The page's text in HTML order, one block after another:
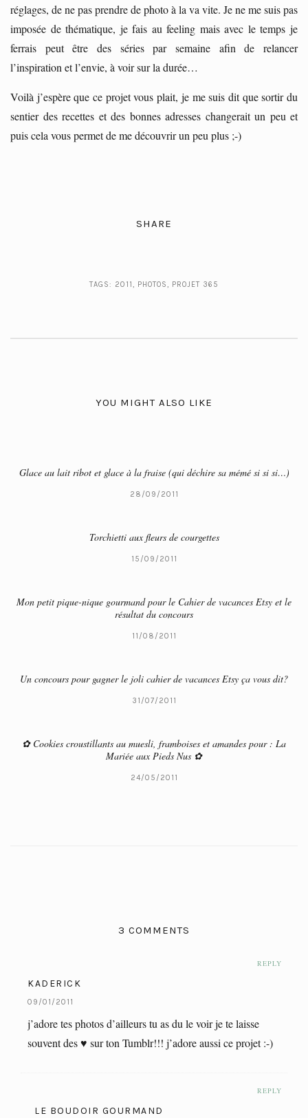
réglages, de ne pas prendre de photo à la va vite. Je ne me suis pas
imposée de thématique, je fais au feeling mais avec le temps je
ferrais peut être des séries par semaine afin de relancer
l’inspiration et l’envie, à voir sur la durée…
Voilà j’espère que ce projet vous plait, je me suis dit que sortir du
sentier des recettes et des bonnes adresses changerait un peu et
puis cela vous permet de me découvrir un peu plus ;-)
SHARE
TAGS: 2011 , PHOTOS, PROJET 365
YOU MIGHT ALSO LIKE
Glace au lait ribot et glace à la fraise (qui déchire sa mémé si si si…)
28/09/2011
Torchietti aux fleurs de courgettes
15/09/2011
Mon petit pique-nique gourmand pour le Cahier de vacances Etsy et le
résultat du concours
11/08/2011
Un concours pour gagner le joli cahier de vacances Etsy ça vous dit?
31/07/2011
✿ Cookies croustillants au muesli, framboises et amandes pour : La
Mariée aux Pieds Nus ✿
24/05/2011
3 COMMENTS
REPLY
KADERICK
09/01/2011
j’adore tes photos d’ailleurs tu as du le voir je te laisse
souvent des ♥ sur ton Tumblr!!! j’adore aussi ce projet :-)
REPLY
LE BOUDOIR GOURMAND